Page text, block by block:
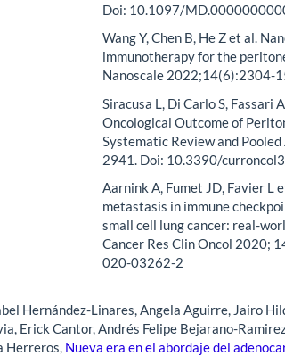
Doi: 10.1097/
Wang Y, Chen B, He Z et al.
immunotherapy for the
Nanoscale 2022;14(6):2304-
Siracusa L, Di Carlo S, Fassari
Oncological Outcome of
Systematic Review and
2941. Doi: 10.3390/
Aarnink A, Fumet JD, Favier L
metastasis in immune
small cell lung cancer: real-
Cancer Res Clin Oncol 2020;
020-03262-2
Hernández-Linares, Angela Aguirre, Jairo
Erick Cantor, Andrés Felipe Bejarano-
Herreros, Nueva era en el abordaje del